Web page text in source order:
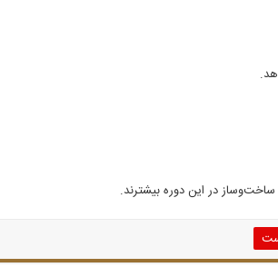
در این دوره بیشترند.